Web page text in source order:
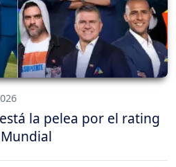
está la pelea por el rating